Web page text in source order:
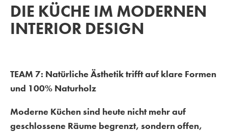
DIE KÜCHE IM MODERNEN
INTERIOR DESIGN
TEAM 7: Natürliche Ästhetik trifft auf klare Formen
und 100% Naturholz
Moderne Küchen sind heute nicht mehr auf
geschlossene Räume begrenzt, sondern offen,